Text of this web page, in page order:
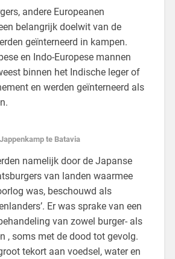
andere Europeanen
belangrijk doelwit van de
geïnterneerd in kampen.
en Indo-Europese mannen
binnen het Indische leger of
en werden geïnterneerd als
Jappenkamp te Batavia
namelijk door de Japanse
van landen waarmee
was, beschouwd als
Er was sprake van een
van zowel burger- als
, soms met de dood tot gevolg.
tekort aan voedsel, water en